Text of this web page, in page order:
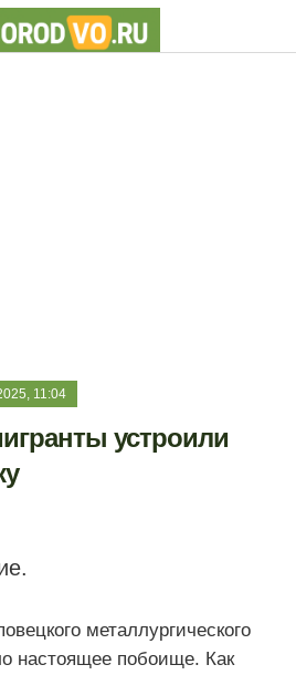
11:04
устроили
металлургического
настоящее побоище. Как